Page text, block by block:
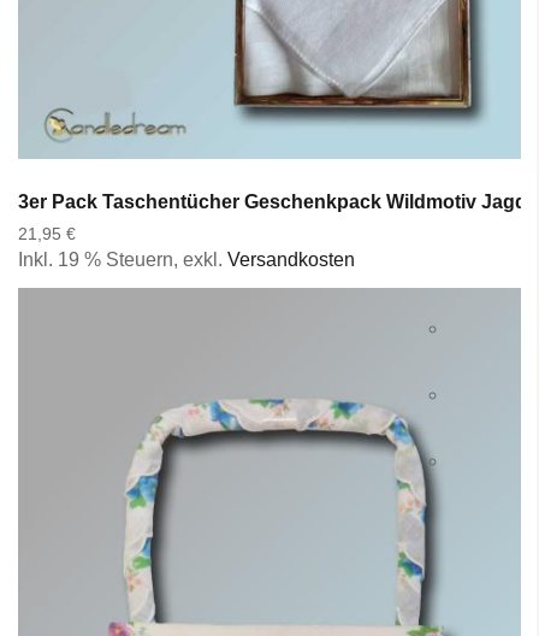
3er Pack Taschentücher Geschenkpack Wildmotiv Jagd
21,95 €
Inkl. 19 % Steuern, exkl. Versandkosten